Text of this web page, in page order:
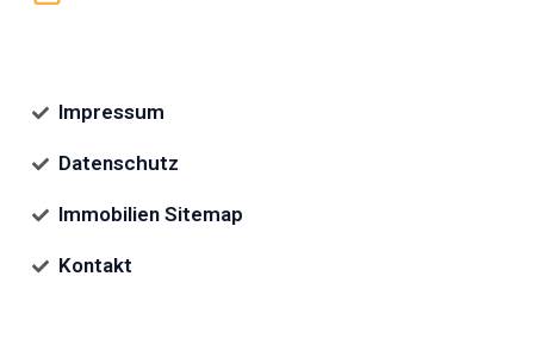
Impressum
Datenschutz
Immobilien Sitemap
Kontakt